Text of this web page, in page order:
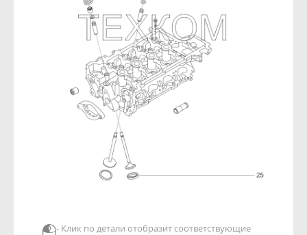
- Клик по детали отобразит соответствующие